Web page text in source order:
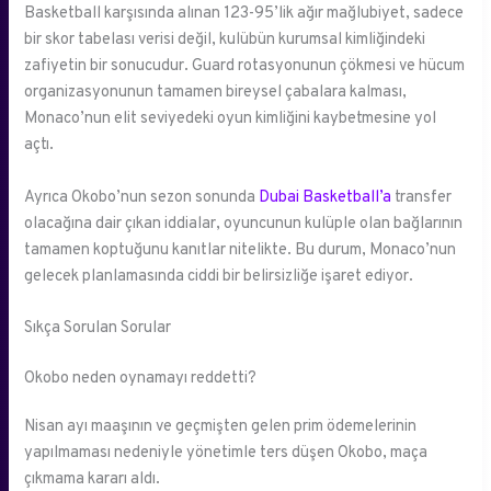
Basketball karşısında alınan 123-95’lik ağır mağlubiyet, sadece
bir skor tabelası verisi değil, kulübün kurumsal kimliğindeki
zafiyetin bir sonucudur. Guard rotasyonunun çökmesi ve hücum
organizasyonunun tamamen bireysel çabalara kalması,
Monaco’nun elit seviyedeki oyun kimliğini kaybetmesine yol
açtı.
Ayrıca Okobo’nun sezon sonunda Dubai Basketball’a transfer
olacağına dair çıkan iddialar, oyuncunun kulüple olan bağlarının
tamamen koptuğunu kanıtlar nitelikte. Bu durum, Monaco’nun
gelecek planlamasında ciddi bir belirsizliğe işaret ediyor.
Sıkça Sorulan Sorular
Okobo neden oynamayı reddetti?
Nisan ayı maaşının ve geçmişten gelen prim ödemelerinin
yapılmaması nedeniyle yönetimle ters düşen Okobo, maça
çıkmama kararı aldı.